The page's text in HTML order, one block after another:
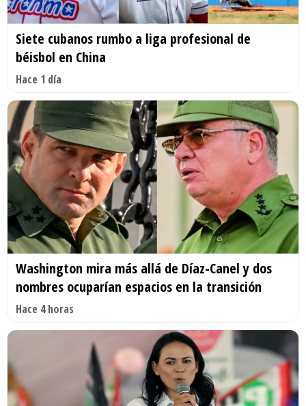
Siete cubanos rumbo a liga profesional de
béisbol en China
Hace 1 día
Washington mira más allá de Díaz-Canel y dos
nombres ocuparían espacios en la transición
Hace 4 horas